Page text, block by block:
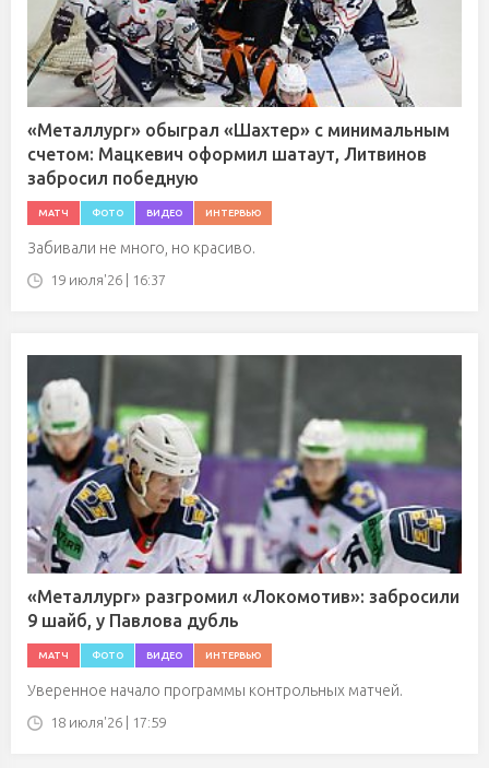
«Металлург» обыграл «Шахтер» с минимальным
счетом: Мацкевич оформил шатаут, Литвинов
забросил победную
МАТЧ ФОТО ВИДЕО ИНТЕРВЬЮ
Забивали не много, но красиво.
19 июля'26 | 16:37
«Металлург» разгромил «Локомотив»: забросили
9 шайб, у Павлова дубль
МАТЧ ФОТО ВИДЕО ИНТЕРВЬЮ
Уверенное начало программы контрольных матчей.
18 июля'26 | 17:59